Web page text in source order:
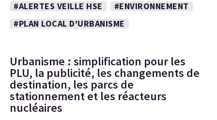
#ALERTES VEILLE HSE
#ENVIRONNEMENT
#PLAN LOCAL D'URBANISME
Urbanisme : simplification pour les
PLU, la publicité, les changements de
destination, les parcs de
stationnement et les réacteurs
nucléaires